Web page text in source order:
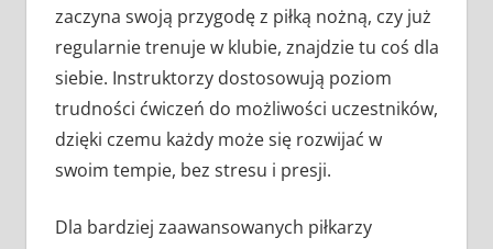
zaczyna swoją przygodę z piłką nożną, czy już
regularnie trenuje w klubie, znajdzie tu coś dla
siebie. Instruktorzy dostosowują poziom
trudności ćwiczeń do możliwości uczestników,
dzięki czemu każdy może się rozwijać w
swoim tempie, bez stresu i presji.
Dla bardziej zaawansowanych piłkarzy